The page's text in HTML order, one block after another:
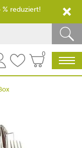
0
reduziert!